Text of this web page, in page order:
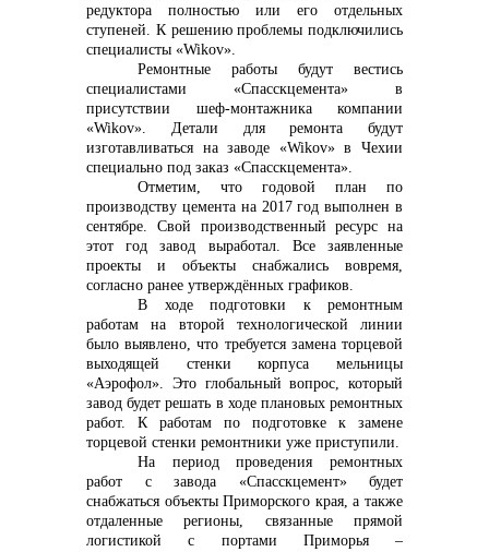
+7 (423) 234 50 50
info@vostokcement.ru
редуктора полностью или его отдельных
ступеней. К решению проблемы подключились
специалисты «Wikov».
Ремонтные работы будут вестись
специалистами «Спасскцемента» в
присутствии шеф-монтажника компании
«Wikov». Детали для ремонта будут
изготавливаться на заводе «Wikov» в Чехии
специально под заказ «Спасскцемента».
Отметим, что годовой план по
производству цемента на 2017 год выполнен в
сентябре. Свой производственный ресурс на
этот год завод выработал. Все заявленные
проекты и объекты снабжались вовремя,
согласно ранее утверждённых графиков.
В ходе подготовки к ремонтным
работам на второй технологической линии
было выявлено, что требуется замена торцевой
выходящей стенки корпуса мельницы
«Аэрофол». Это глобальный вопрос, который
завод будет решать в ходе плановых ремонтных
работ. К работам по подготовке к замене
торцевой стенки ремонтники уже приступили.
На период проведения ремонтных
работ с завода «Спасскцемент» будет
снабжаться объекты Приморского края, а также
отдаленные регионы, связанные прямой
логистикой с портами Приморья –